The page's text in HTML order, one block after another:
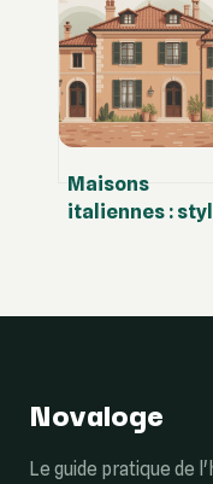
immobilier en
2025
Maisons
italiennes :
Novaloge
Le guide pratique de